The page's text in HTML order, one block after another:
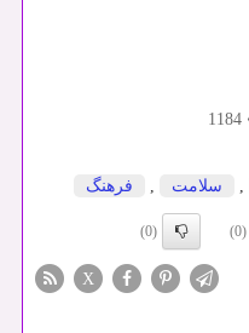
1184
, سلامت , فرهنگ
(0)
(0)
X